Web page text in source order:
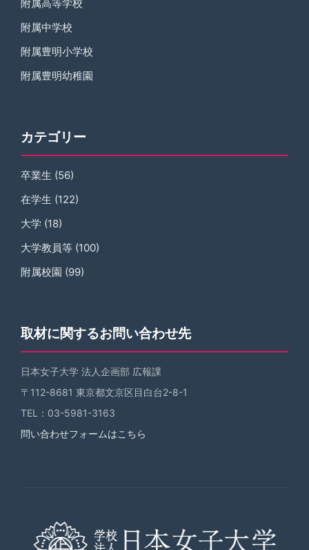
附属高等学校
附属中学校
附属豊明小学校
附属豊明幼稚園
カテゴリー
卒業生 (56)
在学生 (122)
大学 (18)
大学教員等 (100)
附属校園 (99)
取材に関するお問い合わせ先
日本女子大学 法人企画部 広報課
〒112-8681 東京都文京区目白台2-8-1
TEL：03-5981-3163
問い合わせフォームはこちら